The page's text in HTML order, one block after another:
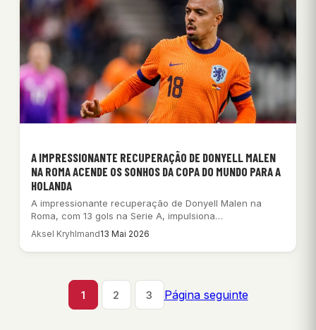
A IMPRESSIONANTE RECUPERAÇÃO DE DONYELL MALEN
NA ROMA ACENDE OS SONHOS DA COPA DO MUNDO PARA A
HOLANDA
A impressionante recuperação de Donyell Malen na
Roma, com 13 gols na Serie A, impulsiona…
Aksel Kryhlmand13 Mai 2026
1 2 3 Página seguinte